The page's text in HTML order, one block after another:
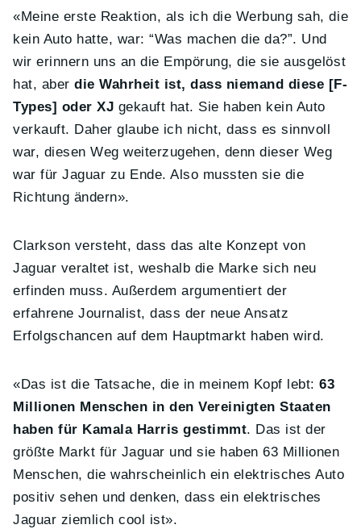
«Meine erste Reaktion, als ich die Werbung sah, die
kein Auto hatte, war: “Was machen die da?”. Und
wir erinnern uns an die Empörung, die sie ausgelöst
hat, aberdie Wahrheit ist, dass niemand diese [F-
Types] oder XJ gekauft hat. Sie haben kein Auto
verkauft. Daher glaube ich nicht, dass es sinnvoll
war, diesen Weg weiterzugehen, denn dieser Weg
war für Jaguar zu Ende. Also mussten sie die
Richtung ändern».
Clarkson versteht, dass das alte Konzept von
Jaguar veraltet ist, weshalb die Marke sich neu
erfinden muss. Außerdem argumentiert der
erfahrene Journalist, dass der neue Ansatz
Erfolgschancen auf dem Hauptmarkt haben wird.
«Das ist die Tatsache, die in meinem Kopf lebt:63
Millionen Menschen in den Vereinigten Staaten
haben für Kamala Harris gestimmt. Das ist der
größte Markt für Jaguar und sie haben 63 Millionen
Menschen, die wahrscheinlich ein elektrisches Auto
positiv sehen und denken, dass ein elektrisches
Jaguar ziemlich cool ist».